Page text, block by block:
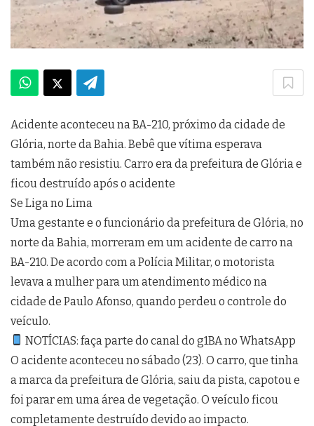
Acidente aconteceu na BA-210, próximo da cidade de
Glória, norte da Bahia. Bebê que vítima esperava
também não resistiu. Carro era da prefeitura de Glória e
ficou destruído após o acidente
Se Liga no Lima
Uma gestante e o funcionário da prefeitura de Glória, no
norte da Bahia, morreram em um acidente de carro na
BA-210. De acordo com a Polícia Militar, o motorista
levava a mulher para um atendimento médico na
cidade de Paulo Afonso, quando perdeu o controle do
veículo.
NOTÍCIAS: faça parte do canal do g1BA no WhatsApp
O acidente aconteceu no sábado (23). O carro, que tinha
a marca da prefeitura de Glória, saiu da pista, capotou e
foi parar em uma área de vegetação. O veículo ficou
completamente destruído devido ao impacto.